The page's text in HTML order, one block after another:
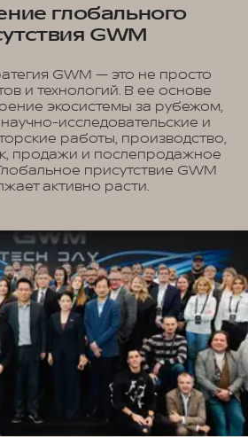
глобального
GWM
GWM — это не просто
и технологий. В ее основе
экосистемы за рубежом,
исследовательские и
работы, производство,
продажи и послепродажное
присутствие GWM
активно расти.